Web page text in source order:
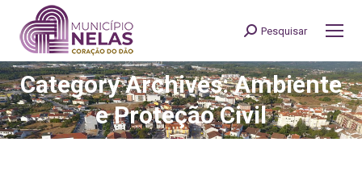
Search:
Pesquisar
Category Archives: Ambiente
e Proteção Civil
You are here: